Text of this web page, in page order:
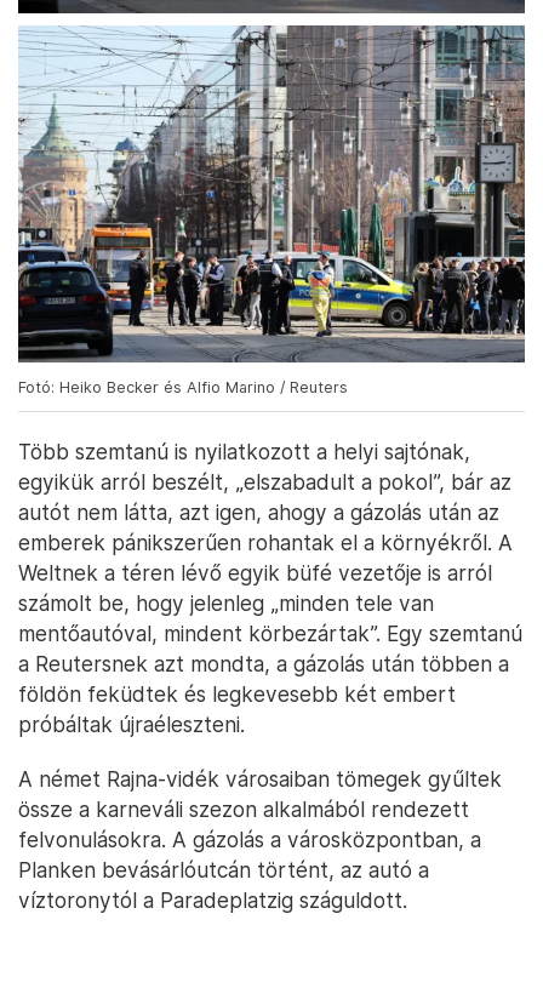
Fotó: Heiko Becker és Alfio Marino / Reuters
Több szemtanú is nyilatkozott a helyi sajtónak,
egyikük arról beszélt, „elszabadult a pokol”, bár az
autót nem látta, azt igen, ahogy a gázolás után az
emberek pánikszerűen rohantak el a környékről. A
Weltnek a téren lévő egyik büfé vezetője is arról
számolt be, hogy jelenleg „minden tele van
mentőautóval, mindent körbezártak”. Egy szemtanú
a Reutersnek azt mondta, a gázolás után többen a
földön feküdtek és legkevesebb két embert
próbáltak újraéleszteni.
A német Rajna-vidék városaiban tömegek gyűltek
össze a karneváli szezon alkalmából rendezett
felvonulásokra. A gázolás a városközpontban, a
Planken bevásárlóutcán történt, az autó a
víztoronytól a Paradeplatzig száguldott.